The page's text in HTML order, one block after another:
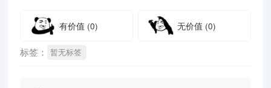
有价值 (0) 无价值 (0)
标签： 暂无标签